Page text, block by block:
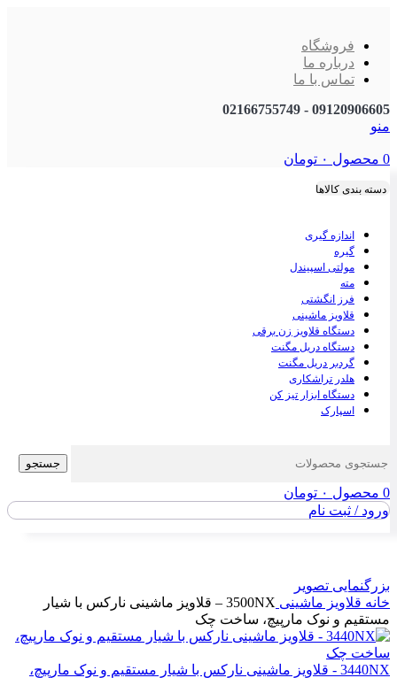
فروشگاه
درباره ما
تماس با ما
09120906605 - 02166755749
منو
0 محصول ۰ تومان
دسته بندی کالاها
اندازه گیری
گیره
مولتی اسپیندل
مته
فرز انگشتی
قلاویز ماشینی
دستگاه قلاویز زن برقی
دستگاه دریل مگنت
گردبر دریل مگنت
هلدر تراشکاری
دستگاه ابزار تیز کن
اسپارک
جستجو
0 محصول ۰ تومان
ورود / ثبت نام
بزرگنمایی تصویر
خانه قلاویز ماشینی
3500NX – قلاویز ماشینی نارکس با شیار
مستقیم و نوک مارپیچ، ساخت چک
3440NX - قلاویز ماشینی نارکس با شیار مستقیم و نوک مارپیچ،